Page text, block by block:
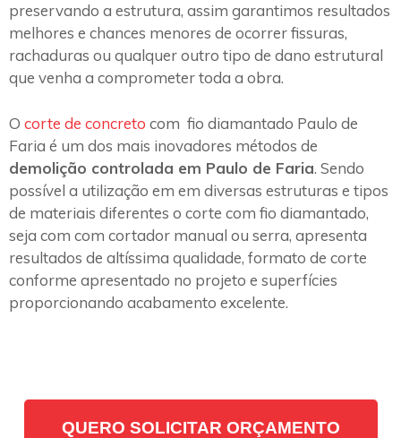
preservando a estrutura, assim garantimos resultados
melhores e chances menores de ocorrer fissuras,
rachaduras ou qualquer outro tipo de dano estrutural
que venha a comprometer toda a obra.
O corte de concreto com fio diamantado Paulo de
Faria é um dos mais inovadores métodos de
demolição controlada em Paulo de Faria. Sendo
possível a utilização em em diversas estruturas e tipos
de materiais diferentes o corte com fio diamantado,
seja com com cortador manual ou serra, apresenta
resultados de altíssima qualidade, formato de corte
conforme apresentado no projeto e superfícies
proporcionando acabamento excelente.
QUERO SOLICITAR ORÇAMENTO